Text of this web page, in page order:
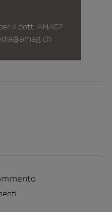
il dott. AMAG?